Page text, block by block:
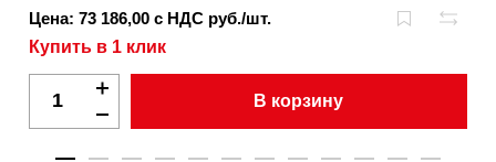
Цена: 73 186,00 с НДС руб./шт.
Купить в 1 клик
В корзину